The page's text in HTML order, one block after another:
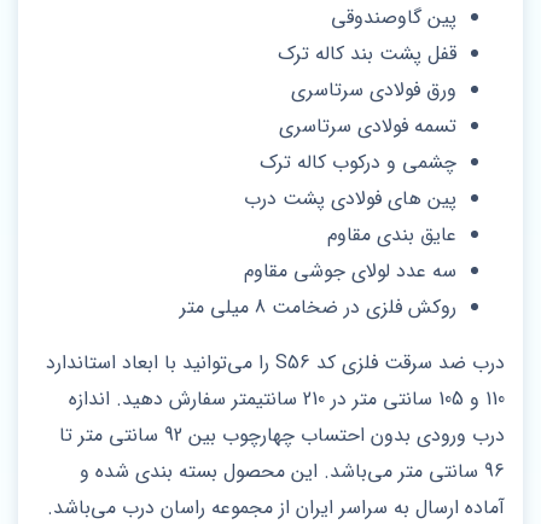
پین گاوصندوقی
قفل پشت بند کاله ترک
ورق فولادی سرتاسری
تسمه فولادی سرتاسری
چشمی و درکوب کاله ترک
پین های فولادی پشت درب
عایق بندی مقاوم
سه عدد لولای جوشی مقاوم
روکش فلزی در ضخامت 8 میلی متر
درب ضد سرقت فلزی کد S56 را می‌توانید با ابعاد استاندارد
110 و 105 سانتی متر در 210 سانتیمتر سفارش دهید. اندازه
درب ورودی بدون احتساب چهارچوب بین 92 سانتی متر تا
96 سانتی متر می‌باشد. این محصول بسته بندی شده و
آماده ارسال به سراسر ایران از مجموعه راسان درب می‌باشد.